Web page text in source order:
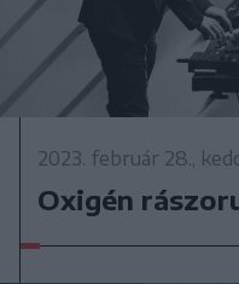
2023. február 28.,
Oxigén